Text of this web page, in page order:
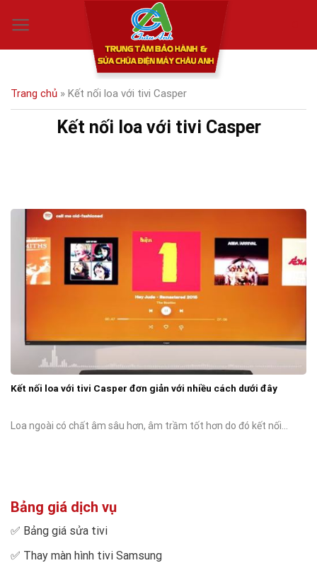
Trang chủ » Kết nối loa với tivi Casper
Kết nối loa với tivi Casper
Kết nối loa với tivi Casper đơn giản với nhiều cách dưới đây
Loa ngoài có chất âm sâu hơn, âm trầm tốt hơn do đó kết nối...
Bảng giá dịch vụ
✅ Bảng giá sửa tivi
✅ Thay màn hình tivi Samsung